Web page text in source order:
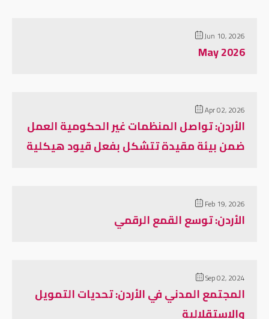
Jun 10, 2026
May 2026
Apr 02, 2026
الأردن: تواصل المنظمات غير الحكومية العمل
ضمن بيئة مقيدة تتشكل بفعل قيود هيكلية
Feb 19, 2026
الأردن: توسع القمع الرقمي
Sep 02, 2024
المجتمع المدني في الأردن: تحديات التمويل
والاستقلالية